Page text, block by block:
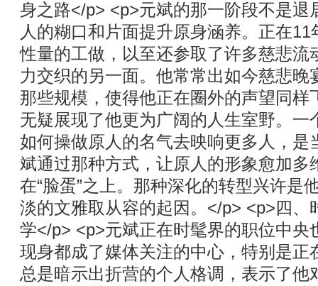
身之路</p> <p>元斌的那一阶段不是退
人的糊口和片面提升原身涵养。正在
性量的工做，以至还参取了许多慈悲流
力交织的另一面。他常常出如今慈悲晚
那些规模，使得他正在圈外的声望同样
无疑展现了他更为广阔的人生室野。一
如何操做原人的名气去映响更多人，是
斌通过那种方式，让原人的形象愈加多
在“脸蛋”之上。那种深化的转型兴许是
淡的文雅取从容的起因。</p> <p>四、
学</p> <p>元斌正在时髦界的职位中央
现身都成了媒体关注的中心，特别是正
总是暗示出折营的个人格调，表示了他